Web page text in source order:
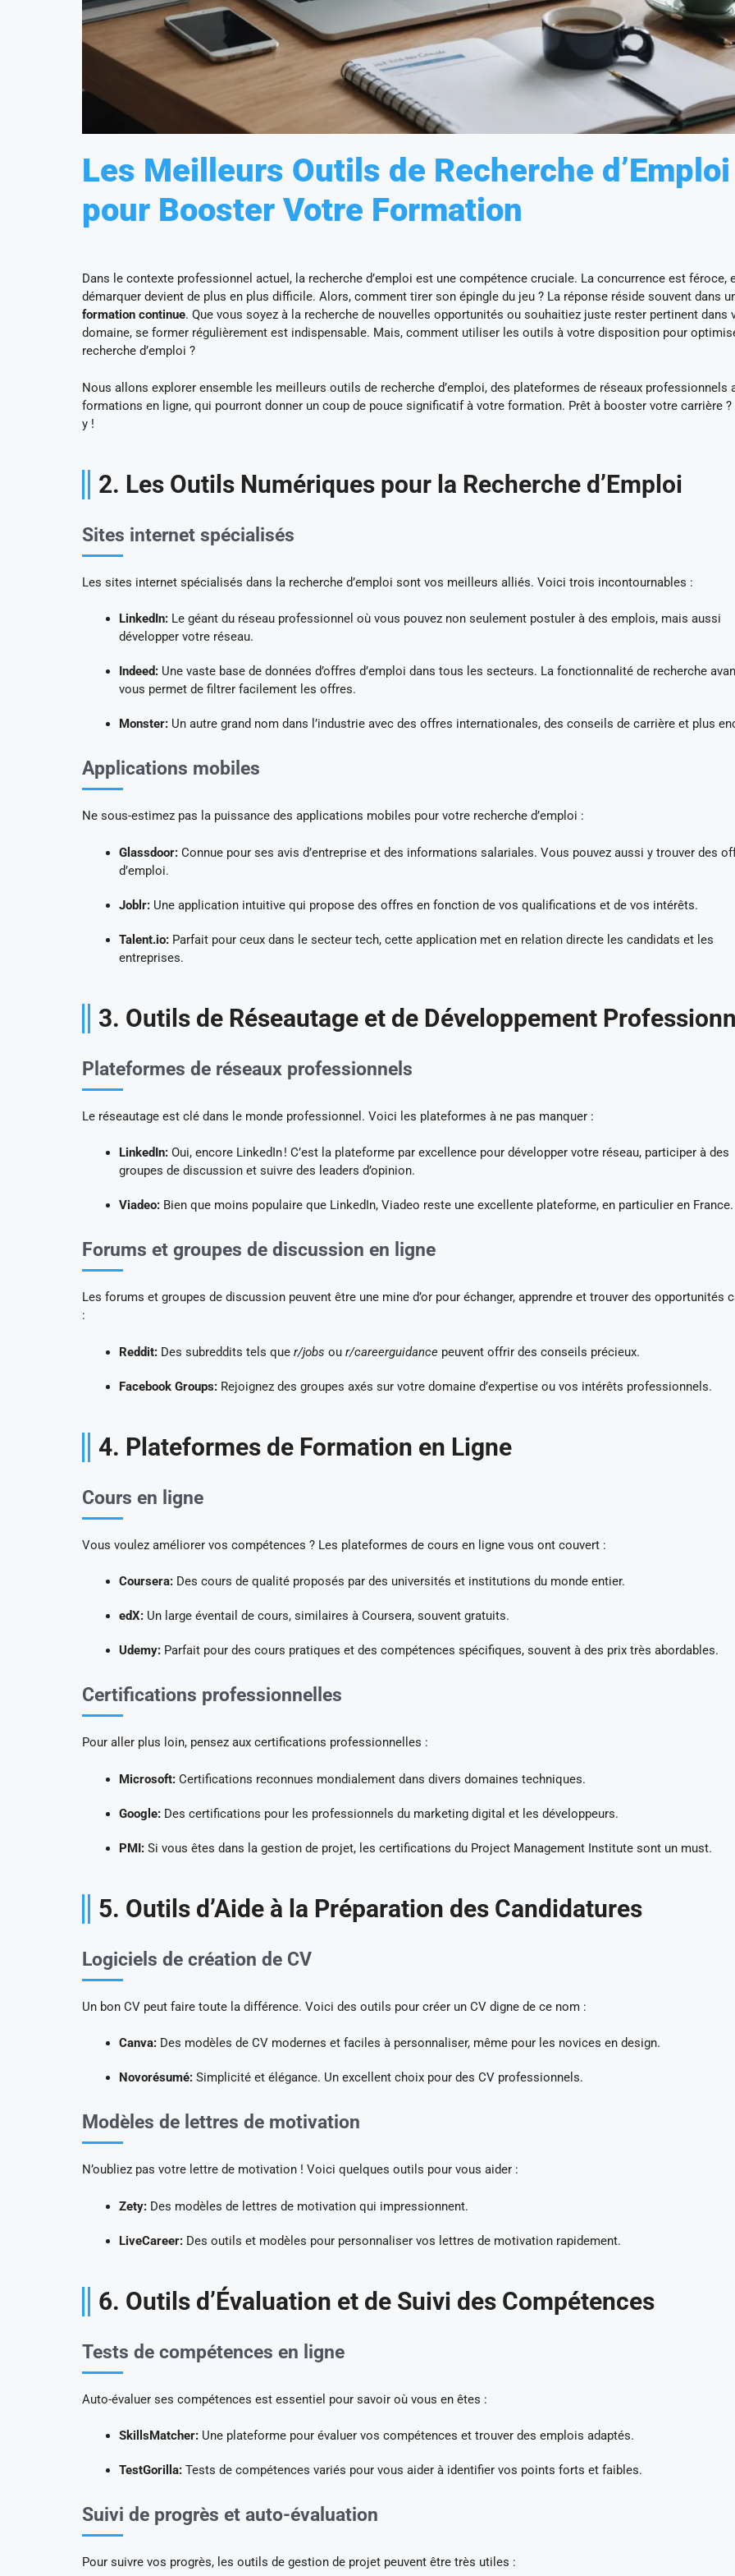
Les Meilleurs Outils de Recherche d’Emploi
pour Booster Votre Formation
Dans le contexte professionnel actuel, la recherche d’emploi est une compétence cruciale. La concurrence est féroce,
démarquer devient de plus en plus difficile. Alors, comment tirer son épingle du jeu ? La réponse réside souvent dans
formation continue. Que vous soyez à la recherche de nouvelles opportunités ou souhaitiez juste rester pertinent dans
domaine, se former régulièrement est indispensable. Mais, comment utiliser les outils à votre disposition pour
recherche d’emploi ?
Nous allons explorer ensemble les meilleurs outils de recherche d’emploi, des plateformes de réseaux professionnels
formations en ligne, qui pourront donner un coup de pouce significatif à votre formation. Prêt à booster votre carrière
y !
2. Les Outils Numériques pour la Recherche d’Emploi
Sites internet spécialisés
Les sites internet spécialisés dans la recherche d’emploi sont vos meilleurs alliés. Voici trois incontournables :
LinkedIn: Le géant du réseau professionnel où vous pouvez non seulement postuler à des emplois, mais aussi
développer votre réseau.
Indeed: Une vaste base de données d’offres d’emploi dans tous les secteurs. La fonctionnalité de recherche
vous permet de filtrer facilement les offres.
Monster: Un autre grand nom dans l’industrie avec des offres internationales, des conseils de carrière et plus
Applications mobiles
Ne sous-estimez pas la puissance des applications mobiles pour votre recherche d’emploi :
Glassdoor: Connue pour ses avis d’entreprise et des informations salariales. Vous pouvez aussi y trouver des
d’emploi.
Joblr: Une application intuitive qui propose des offres en fonction de vos qualifications et de vos intérêts.
Talent.io: Parfait pour ceux dans le secteur tech, cette application met en relation directe les candidats et les
entreprises.
3. Outils de Réseautage et de Développement
Plateformes de réseaux professionnels
Le réseautage est clé dans le monde professionnel. Voici les plateformes à ne pas manquer :
LinkedIn: Oui, encore LinkedIn ! C’est la plateforme par excellence pour développer votre réseau, participer à des
groupes de discussion et suivre des leaders d’opinion.
Viadeo: Bien que moins populaire que LinkedIn, Viadeo reste une excellente plateforme, en particulier en France.
Forums et groupes de discussion en ligne
Les forums et groupes de discussion peuvent être une mine d’or pour échanger, apprendre et trouver des opportunités
:
Reddit: Des subreddits tels que r/jobs ou r/careerguidance peuvent offrir des conseils précieux.
Facebook Groups: Rejoignez des groupes axés sur votre domaine d’expertise ou vos intérêts professionnels.
4. Plateformes de Formation en Ligne
Cours en ligne
Vous voulez améliorer vos compétences ? Les plateformes de cours en ligne vous ont couvert :
Coursera: Des cours de qualité proposés par des universités et institutions du monde entier.
edX: Un large éventail de cours, similaires à Coursera, souvent gratuits.
Udemy: Parfait pour des cours pratiques et des compétences spécifiques, souvent à des prix très abordables.
Certifications professionnelles
Pour aller plus loin, pensez aux certifications professionnelles :
Microsoft: Certifications reconnues mondialement dans divers domaines techniques.
Google: Des certifications pour les professionnels du marketing digital et les développeurs.
PMI: Si vous êtes dans la gestion de projet, les certifications du Project Management Institute sont un must.
5. Outils d’Aide à la Préparation des Candidatures
Logiciels de création de CV
Un bon CV peut faire toute la différence. Voici des outils pour créer un CV digne de ce nom :
Canva: Des modèles de CV modernes et faciles à personnaliser, même pour les novices en design.
Novorésumé: Simplicité et élégance. Un excellent choix pour des CV professionnels.
Modèles de lettres de motivation
N’oubliez pas votre lettre de motivation ! Voici quelques outils pour vous aider :
Zety: Des modèles de lettres de motivation qui impressionnent.
LiveCareer: Des outils et modèles pour personnaliser vos lettres de motivation rapidement.
6. Outils d’Évaluation et de Suivi des Compétences
Tests de compétences en ligne
Auto-évaluer ses compétences est essentiel pour savoir où vous en êtes :
SkillsMatcher: Une plateforme pour évaluer vos compétences et trouver des emplois adaptés.
TestGorilla: Tests de compétences variés pour vous aider à identifier vos points forts et faibles.
Suivi de progrès et auto-évaluation
Pour suivre vos progrès, les outils de gestion de projet peuvent être très utiles :